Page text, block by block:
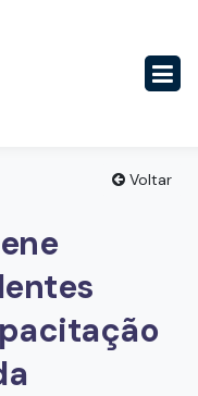
Voltar